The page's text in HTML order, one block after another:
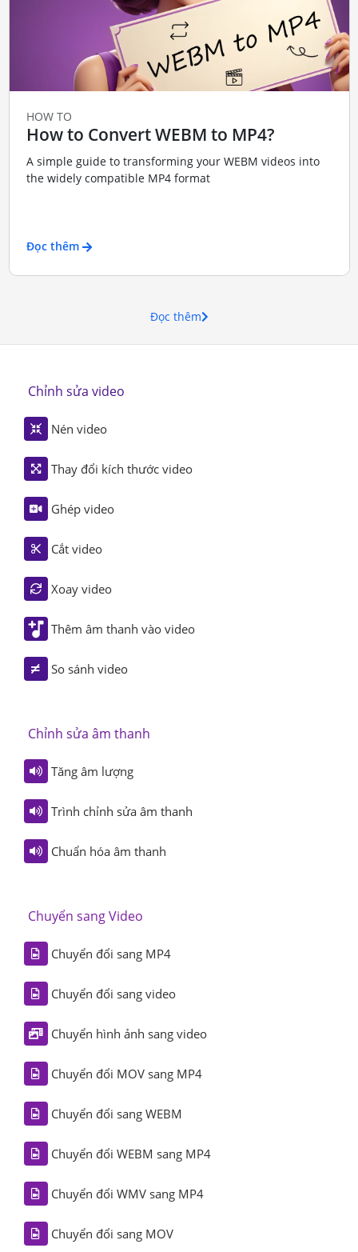
HOW TO
How to Convert WEBM to MP4?
A simple guide to transforming your WEBM videos into
the widely compatible MP4 format
Đọc thêm
Đọc thêm
Chỉnh sửa video
Nén video
Thay đổi kích thước video
Ghép video
Cắt video
Xoay video
Thêm âm thanh vào video
So sánh video
Chỉnh sửa âm thanh
Tăng âm lượng
Trình chỉnh sửa âm thanh
Chuẩn hóa âm thanh
Chuyển sang Video
Chuyển đổi sang MP4
Chuyển đổi sang video
Chuyển hình ảnh sang video
Chuyển đổi MOV sang MP4
Chuyển đổi sang WEBM
Chuyển đổi WEBM sang MP4
Chuyển đổi WMV sang MP4
Chuyển đổi sang MOV